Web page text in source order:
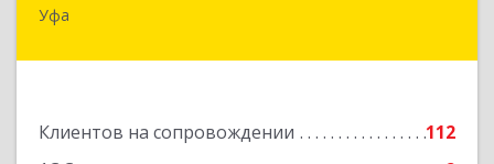
Уфа
Клиентов на сопровождении
112
450006, Башкортостан Респ, Уфа г, Ленина ул,